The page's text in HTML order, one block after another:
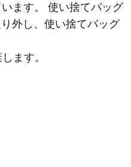
ます。 使い捨てバッグ
外し、使い捨てバッグ
ます。